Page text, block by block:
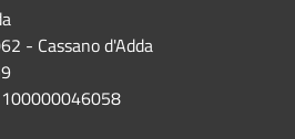
- Cassano d'Adda